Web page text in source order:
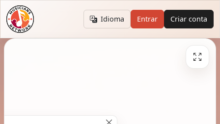
Idioma Entrar Criar conta